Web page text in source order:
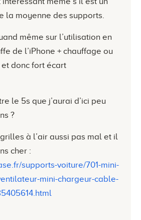
la moyenne des supports.
même sur l’utilisation en
de l’iPhone + chauffage ou
donc fort écart
le 5s que j’aurai d’ici peu
?
à l’air aussi pas mal et il
cher :
supports-voiture/701-mini-
mini-chargeur-cable-